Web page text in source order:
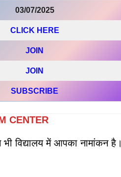
03/07/2025
CLICK HERE
JOIN
JOIN
SUBSCRIBE
CENTER
विद्यालय में आपका नामांकन है।